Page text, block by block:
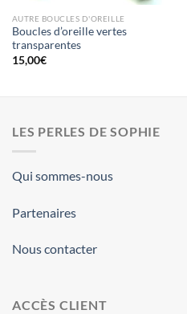
AUTRE BOUCLES D'OREILLE
Boucles d’oreille vertes
transparentes
15,00€
LES PERLES DE SOPHIE
Qui sommes-nous
Partenaires
Nous contacter
ACCÈS CLIENT